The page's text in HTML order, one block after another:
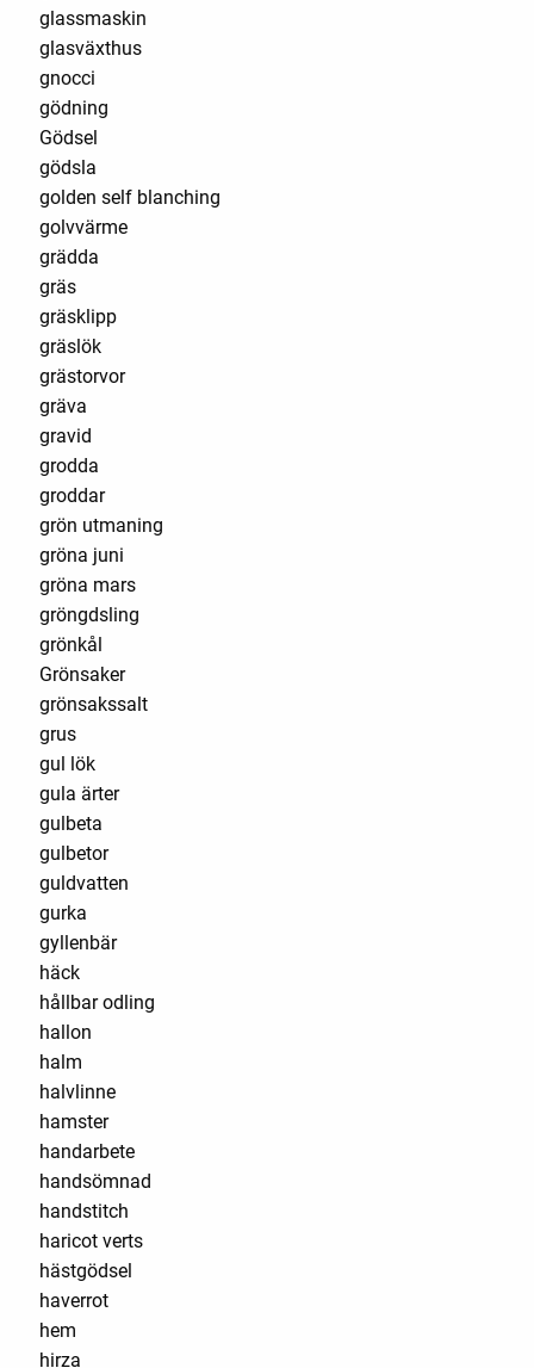
glassmaskin
glasväxthus
gnocci
gödning
Gödsel
gödsla
golden self blanching
golvvärme
grädda
gräs
gräsklipp
gräslök
grästorvor
gräva
gravid
grodda
groddar
grön utmaning
gröna juni
gröna mars
gröngdsling
grönkål
Grönsaker
grönsakssalt
grus
gul lök
gula ärter
gulbeta
gulbetor
guldvatten
gurka
gyllenbär
häck
hållbar odling
hallon
halm
halvlinne
hamster
handarbete
handsömnad
handstitch
haricot verts
hästgödsel
haverrot
hem
hirza